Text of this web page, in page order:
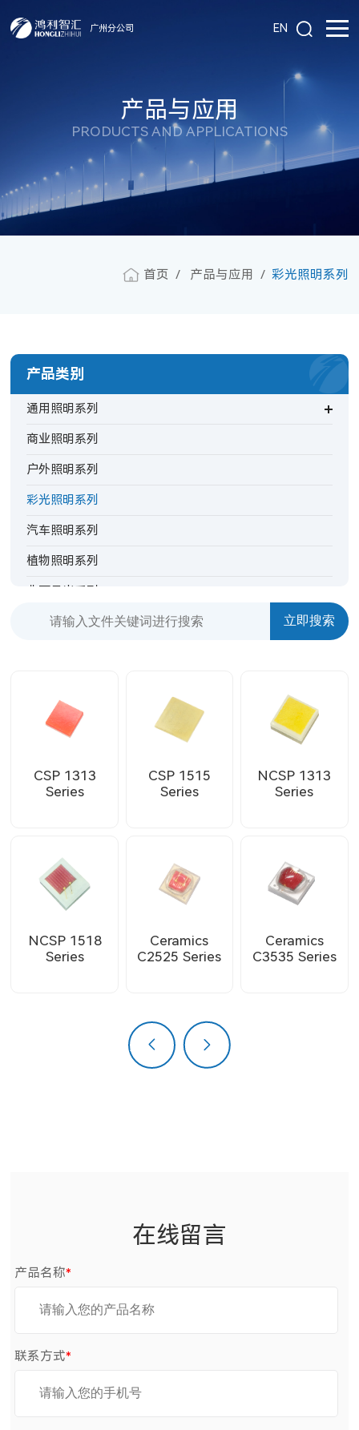
广州分公司 EN
产品与应用
PRODUCTS AND APPLICATIONS
首页 产品与应用 彩光照明系列
产品类别
通用照明系列
商业照明系列
户外照明系列
彩光照明系列
汽车照明系列
植物照明系列
非可见光系列
背光指示系列
CSP 1313
Series
CSP 1515
Series
NCSP 1313
Series
NCSP 1518
Series
Ceramics
C2525 Series
Ceramics
C3535 Series
上一页 下一页
在线留言
产品名称*
联系方式*